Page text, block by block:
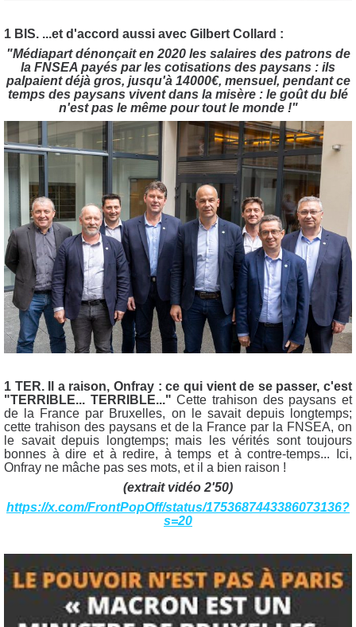
1 BIS. ...et d'accord aussi avec Gilbert Collard :
"Médiapart dénonçait en 2020 les salaires des patrons de
la FNSEA payés par les cotisations des paysans : ils
palpaient déjà gros, jusqu'à 14000€, mensuel, pendant ce
temps des paysans vivent dans la misère : le goût du blé
n'est pas le même pour tout le monde !"
1 TER. Il a raison, Onfray : ce qui vient de se passer, c'est
"TERRIBLE... TERRIBLE..."Cette trahison des paysans et
de la France par Bruxelles, on le savait depuis longtemps;
cette trahison des paysans et de la France par la FNSEA, on
le savait depuis longtemps; mais les vérités sont toujours
bonnes à dire et à redire, à temps et à contre-temps... Ici,
Onfray ne mâche pas ses mots, et il a bien raison !
(extrait vidéo 2'50)
https://x.com/FrontPopOff/status/1753687443386073136?
s=20